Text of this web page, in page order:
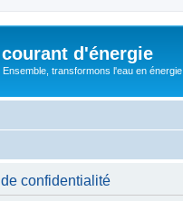
courant d'énergie
transformons l'eau en énergie.
confidentialité